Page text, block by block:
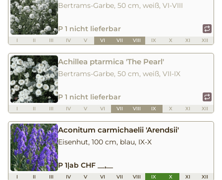
Bertrams-Garbe, 50 cm, weiß, VI-VIII
P 1 nicht lieferbar
I II III IV V VI VII VIII IX X XI XII
Achillea ptarmica 'The Pearl'
Bertrams-Garbe, 50 cm, weiß, VII-IX
P 1 nicht lieferbar
I II III IV V VI VII VIII IX X XI XII
Aconitum carmichaelii 'Arendsii'
Eisenhut, 100 cm, blau, IX-X
P 1|ab CHF __,__
I II III IV V VI VII VIII IX X XI XII